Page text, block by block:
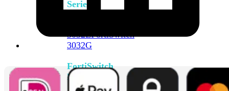
Series
3032EFortiSwitch
3032G
FortiSwitch
Ruggedized